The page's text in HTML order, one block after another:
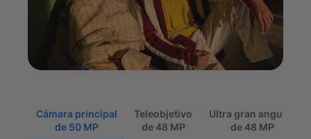
Cámara principal
de 50 MP
Teleobjetivo
de 48 MP
Ultra gran angular
de 48 MP